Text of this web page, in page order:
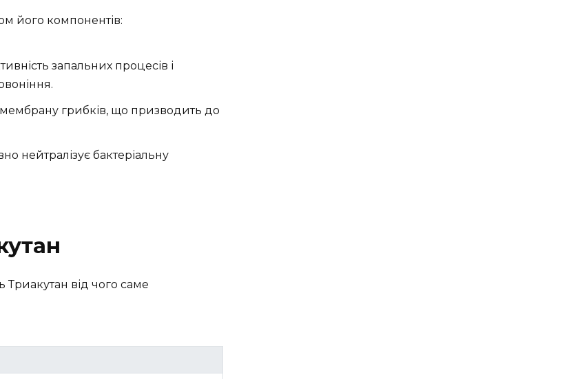
його компонентів:
запальних процесів і
грибків, що призводить до
нейтралізує бактеріальну
Триакутан від чого саме